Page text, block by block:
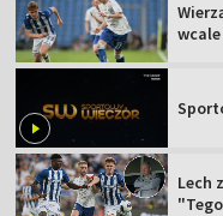
Lech